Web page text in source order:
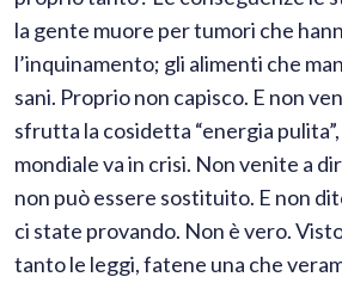
la gente muore per tumori che
l’inquinamento; gli alimenti che
sani. Proprio non capisco. E non
sfrutta la cosidetta “energia pulita”,
mondiale va in crisi. Non venite a
non può essere sostituito. E non
ci state provando. Non è vero.
tanto le leggi, fatene una che